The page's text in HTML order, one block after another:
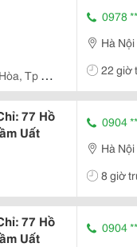
Tp Hà
0978
Hà Nội
22 giờ
77 Hồ
Uất
0904
Hà Nội
8 giờ
77 Hồ
Uất
0904